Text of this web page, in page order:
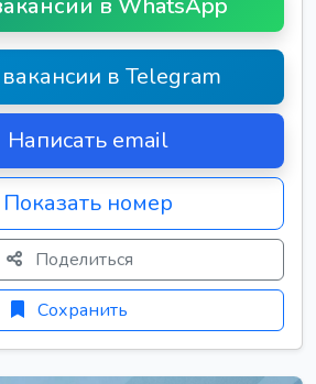
в WhatsApp
в Telegram
Написать email
Показать номер
Поделиться
Сохранить